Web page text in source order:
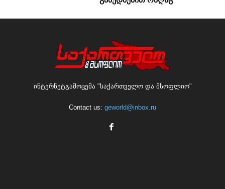
ინტერნეტგამოცემა "საქართველო და მსოფლიო"
Contact us: geworld@inbox.ru